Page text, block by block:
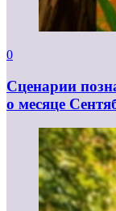
0
Сценарии
о месяце